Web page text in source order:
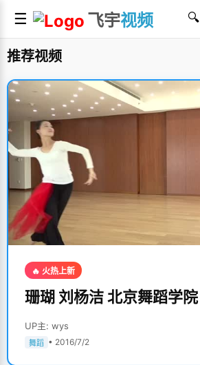
☰ 飞宇视频 🔍
推荐视频
🔥 火热上新
珊瑚 刘杨洁 北京舞蹈学院
UP主: wys
舞蹈 • 2016/7/2